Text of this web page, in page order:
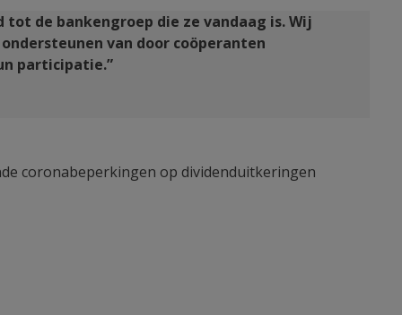
de bankengroep die ze vandaag is. Wij
van door coöperanten
participatie.”
coronabeperkingen op dividenduitkeringen